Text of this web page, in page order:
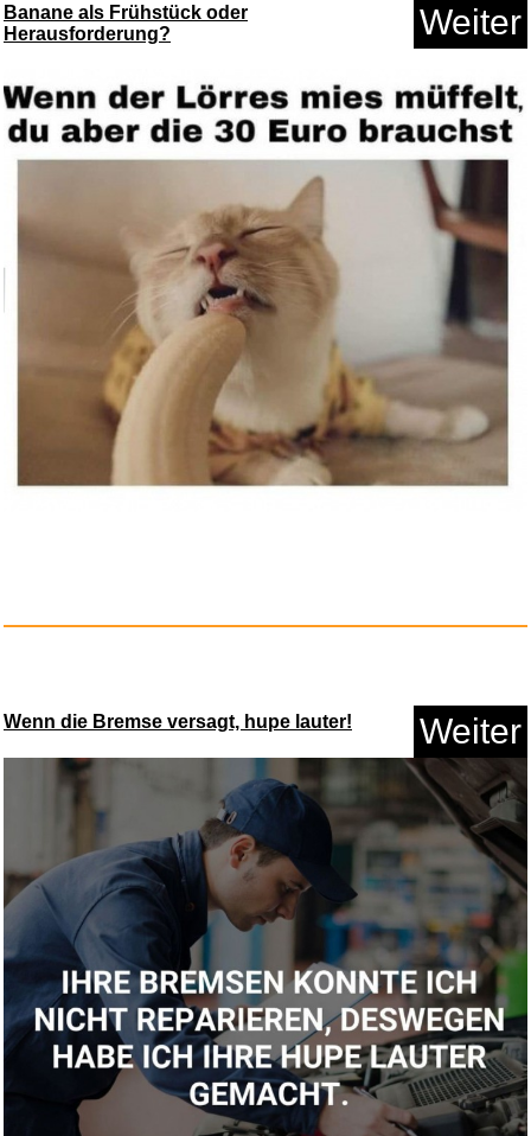
Anzeige
WISO Steuer 2025 (für Ste...
Anzeige
Anzeige
Banane als Frühstück oder
Herausforderung?
Weiter
Wenn die Bremse versagt, hupe lauter! Weiter